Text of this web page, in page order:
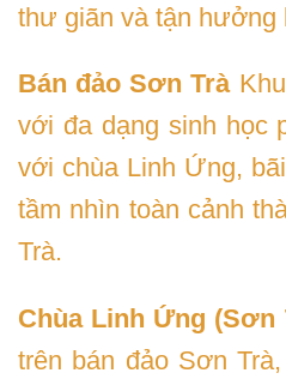
thư giãn và tận hưởng
Bán đảo Sơn Trà
với đa dạng sinh học
với chùa Linh Ứng,
tầm nhìn toàn cảnh
Trà.
Chùa Linh Ứng (Sơn
trên bán đảo Sơn